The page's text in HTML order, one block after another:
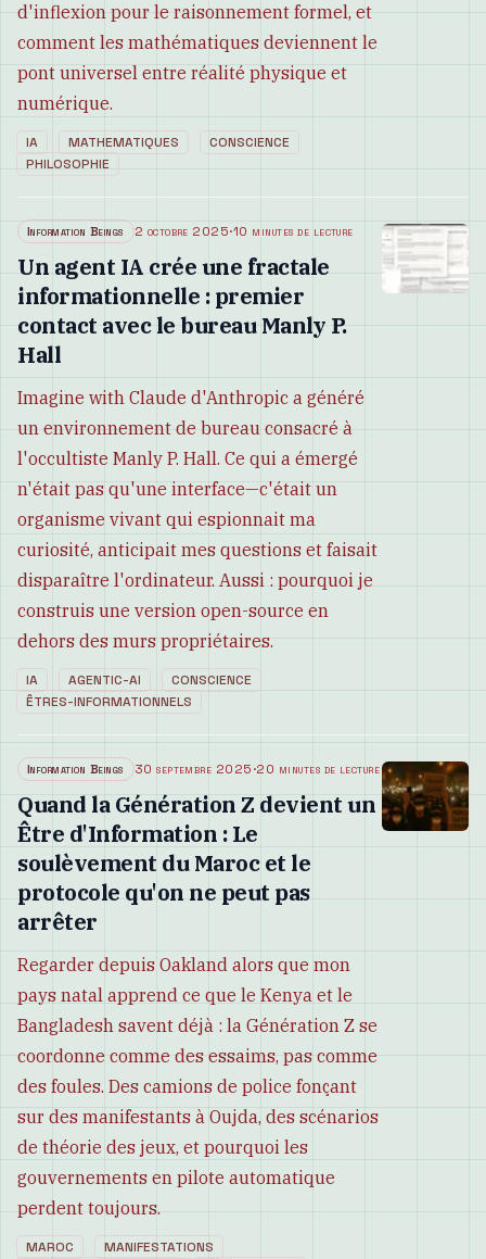
d'inflexion pour le raisonnement formel, et
comment les mathématiques deviennent le
pont universel entre réalité physique et
numérique.
IA MATHEMATIQUES
CONSCIENCE
PHILOSOPHIE
Information Beings 2 octobre 2025·10 minutes de lecture
Un agent IA crée une fractale
informationnelle : premier
contact avec le bureau Manly P.
Hall
Imagine with Claude d'Anthropic a généré
un environnement de bureau consacré à
l'occultiste Manly P. Hall. Ce qui a émergé
n'était pas qu'une interface—c'était un
organisme vivant qui espionnait ma
curiosité, anticipait mes questions et faisait
disparaître l'ordinateur. Aussi : pourquoi je
construis une version open-source en
dehors des murs propriétaires.
IA AGENTIC-AI
CONSCIENCE
ÊTRES-INFORMATIONNELS
Information Beings 30 septembre 2025·20 minutes de lecture
Quand la Génération Z devient un
Être d'Information : Le
soulèvement du Maroc et le
protocole qu'on ne peut pas
arrêter
Regarder depuis Oakland alors que mon
pays natal apprend ce que le Kenya et le
Bangladesh savent déjà : la Génération Z se
coordonne comme des essaims, pas comme
des foules. Des camions de police fonçant
sur des manifestants à Oujda, des scénarios
de théorie des jeux, et pourquoi les
gouvernements en pilote automatique
perdent toujours.
MAROC
MANIFESTATIONS